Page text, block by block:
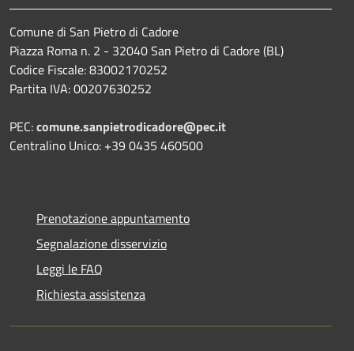
Comune di San Pietro di Cadore
Piazza Roma n. 2 - 32040 San Pietro di Cadore (BL)
Codice Fiscale: 83002170252
Partita IVA: 00207630252
PEC:comune.sanpietrodicadore@pec.it
Centralino Unico: +39 0435 460500
Prenotazione appuntamento
Segnalazione disservizio
Leggi le FAQ
Richiesta assistenza